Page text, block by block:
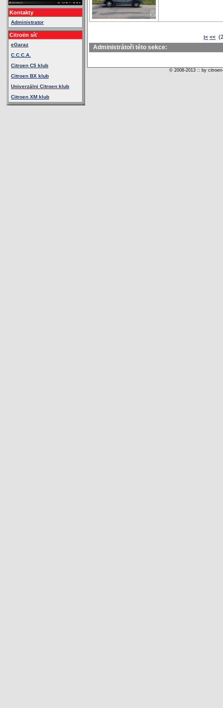
Kontakty
Administrator
Citroën síť
eGaraz
C.C.C.A.
Citroen C5 klub
Citroen BX klub
Univerzálni Citroen klub
Citroen XM klub
|< <<
Administrátoři této sekce:
© 2008-2013 :: by